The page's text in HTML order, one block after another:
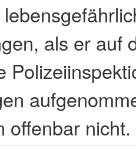
als er auf
offenbar